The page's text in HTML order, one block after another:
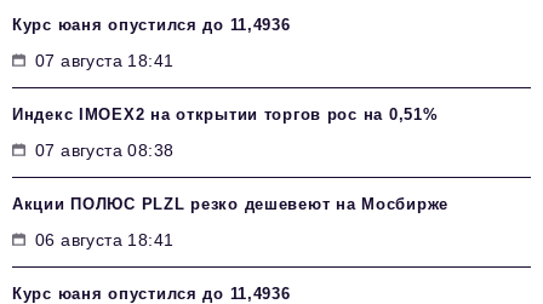
Курс юаня опустился до 11,4936
07 августа 18:41
Индекс IMOEX2 на открытии торгов рос на 0,51%
07 августа 08:38
Акции ПОЛЮС PLZL резко дешевеют на Мосбирже
06 августа 18:41
Курс юаня опустился до 11,4936